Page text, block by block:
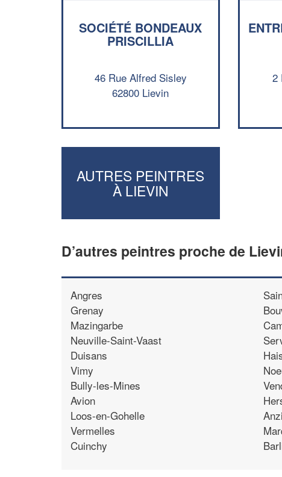
SOCIÉTÉ BONDEAUX
PRISCILLIA
46 Rue Alfred Sisley
62800 Lievin
2
AUTRES PEINTRES
À LIEVIN
D’autres peintres proche de
Angres
Grenay
Mazingarbe
Neuville-Saint-Vaast
Duisans
Vimy
Bully-les-Mines
Avion
Loos-en-Gohelle
Vermelles
Cuinchy